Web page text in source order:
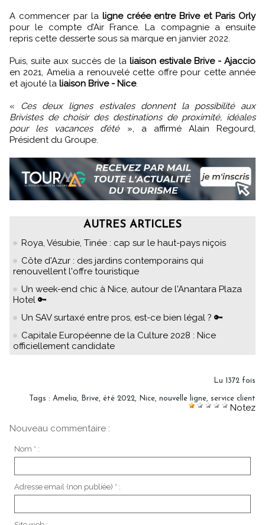
A commencer par la ligne créée entre Brive et Paris Orly
pour le compte d’Air France. La compagnie a ensuite
repris cette desserte sous sa marque en janvier 2022.
Puis, suite aux succès de la liaison estivale Brive - Ajaccio
en 2021, Amelia a renouvelé cette offre pour cette année
et ajouté la liaison Brive - Nice.
« Ces deux lignes estivales donnent la possibilité aux
Brivistes de choisir des destinations de proximité, idéales
pour les vacances d’été», a affirmé Alain Regourd,
Président du Groupe.
AUTRES ARTICLES
Roya, Vésubie, Tinée : cap sur le haut-pays niçois
Côte d'Azur : des jardins contemporains qui
renouvellent l'offre touristique
Un week-end chic à Nice, autour de l'Anantara Plaza
Hotel 🔑
Un SAV surtaxé entre pros, est-ce bien légal ? 🔑
Capitale Européenne de la Culture 2028 : Nice
officiellement candidate
Lu 1372 fois
Tags : Amelia, Brive, été 2022, Nice, nouvelle ligne, service client
Notez
Nouveau commentaire :
Nom * :
Adresse email (non publiée) * :